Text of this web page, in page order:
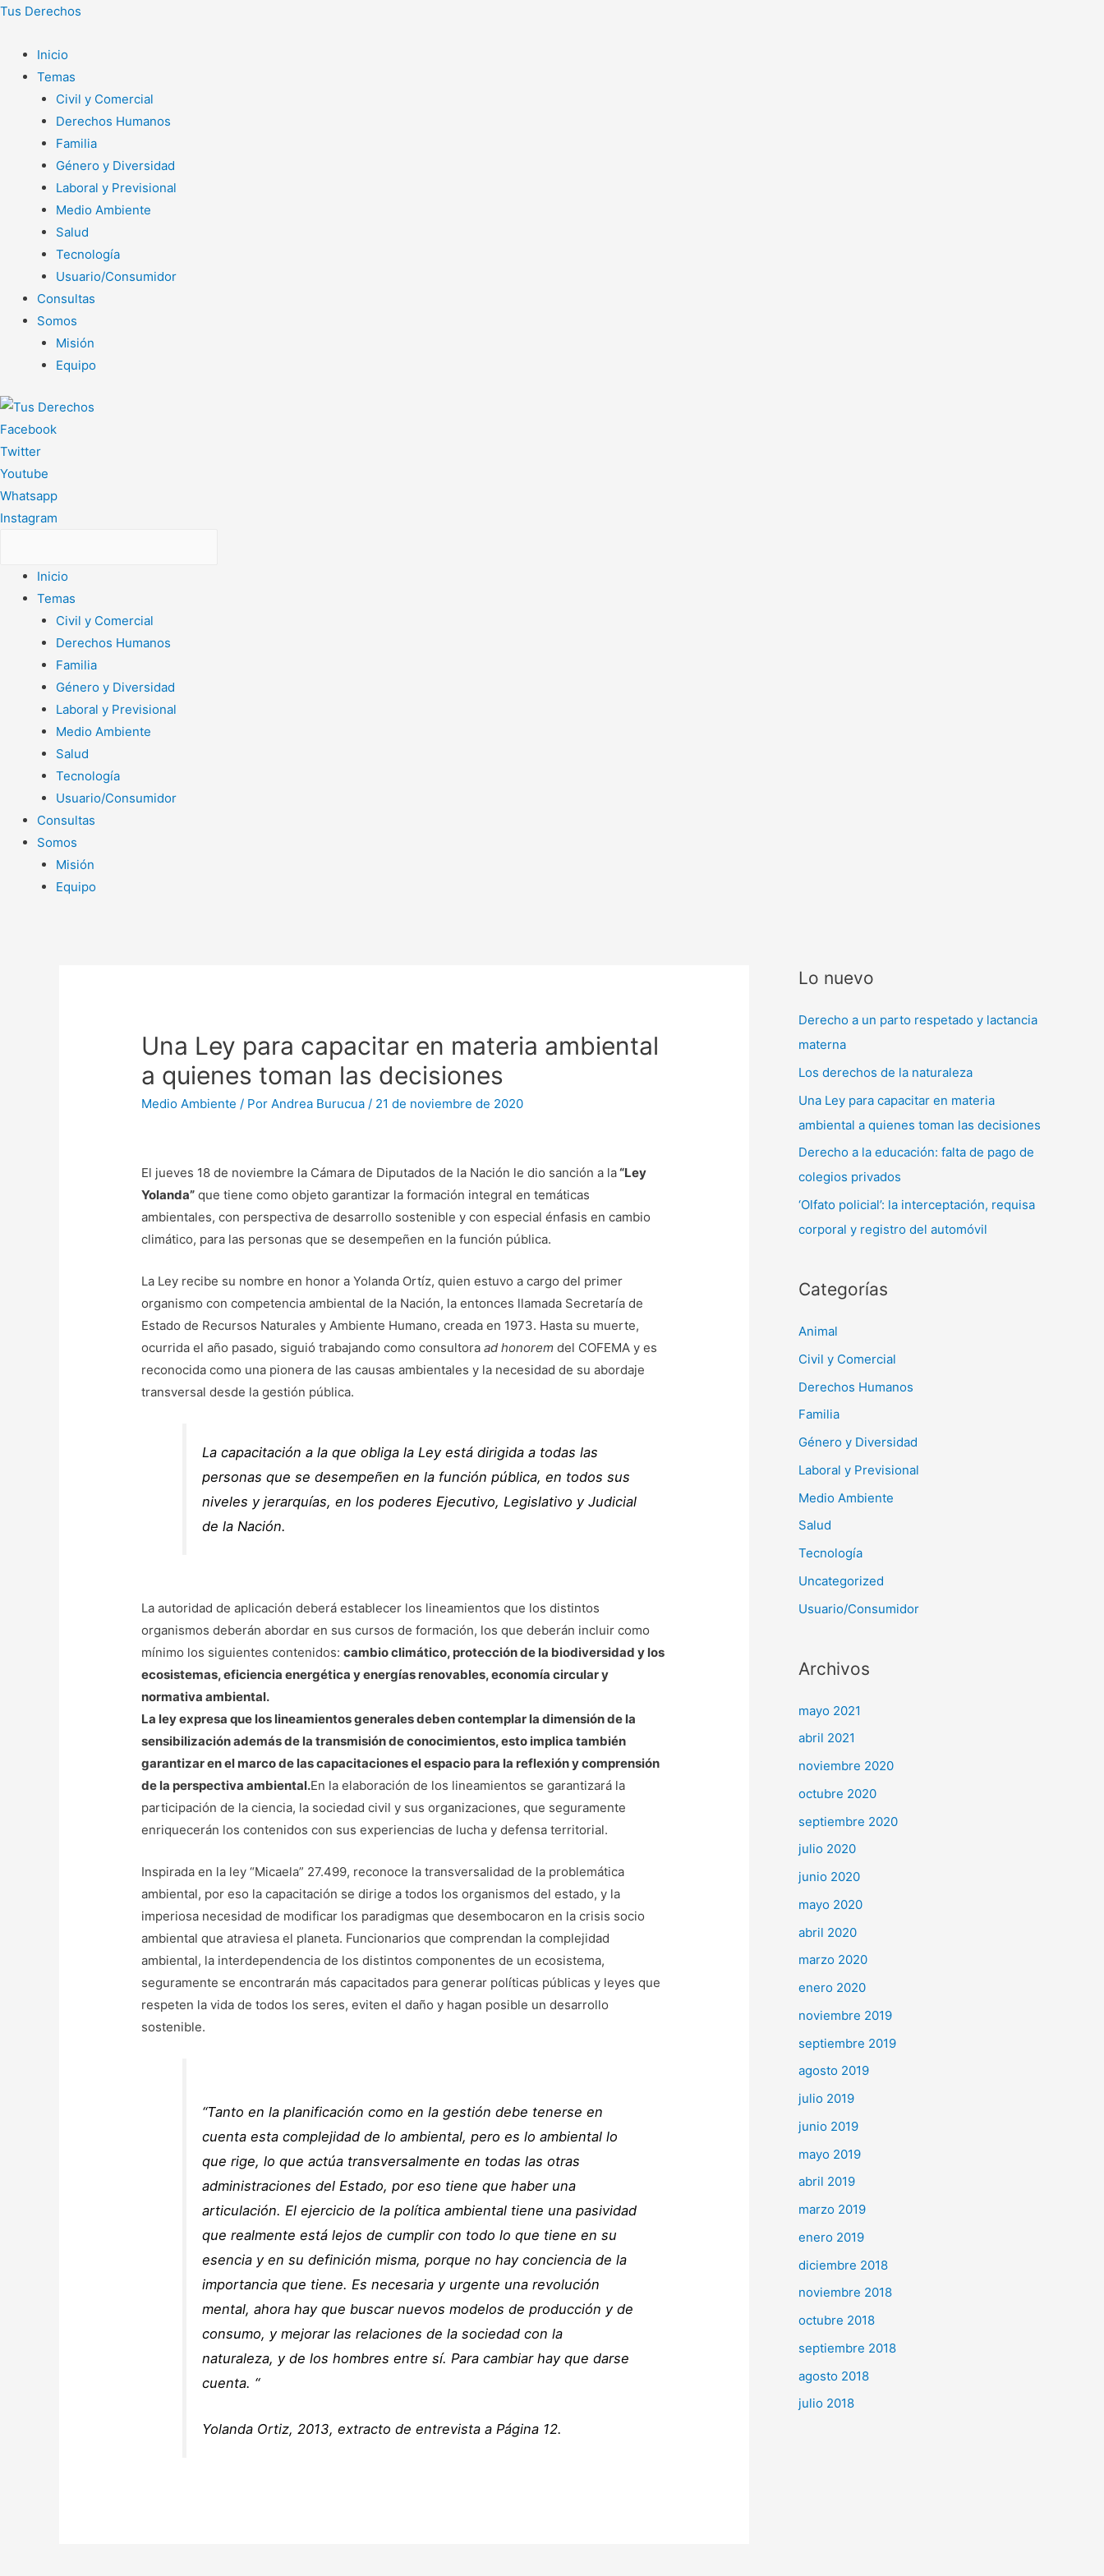
Tus Derechos
Inicio
Temas
Civil y Comercial
Derechos Humanos
Familia
Género y Diversidad
Laboral y Previsional
Medio Ambiente
Salud
Tecnología
Usuario/Consumidor
Consultas
Somos
Misión
Equipo
Facebook
Twitter
Youtube
Whatsapp
Instagram
Inicio
Temas
Civil y Comercial
Derechos Humanos
Familia
Género y Diversidad
Laboral y Previsional
Medio Ambiente
Salud
Tecnología
Usuario/Consumidor
Consultas
Somos
Misión
Equipo
Una Ley para capacitar en materia ambiental
a quienes toman las decisiones
Medio Ambiente / PorAndrea Burucua / 21 de noviembre de 2020
El jueves 18 de noviembre la Cámara de Diputados de la Nación le dio sanción a la“Ley
Yolanda” que tiene como objeto garantizar la formación integral en temáticas
ambientales, con perspectiva de desarrollo sostenible y con especial énfasis en cambio
climático, para las personas que se desempeñen en la función pública.
La Ley recibe su nombre en honor a Yolanda Ortíz, quien estuvo a cargo del primer
organismo con competencia ambiental de la Nación, la entonces llamada Secretaría de
Estado de Recursos Naturales y Ambiente Humano, creada en 1973. Hasta su muerte,
ocurrida el año pasado, siguió trabajando como consultoraad honoremdel COFEMA y es
reconocida como una pionera de las causas ambientales y la necesidad de su abordaje
transversal desde la gestión pública.
La capacitación a la que obliga la Ley está dirigida a todas las
personas que se desempeñen en la función pública, en todos sus
niveles y jerarquías, en los poderes Ejecutivo, Legislativo y Judicial
de la Nación.
La autoridad de aplicación deberá establecer los lineamientos que los distintos
organismos deberán abordar en sus cursos de formación, los que deberán incluir como
mínimo los siguientes contenidos:cambio climático, protección de la biodiversidad y los
ecosistemas, eficiencia energética y energías renovables, economía circular y
normativa ambiental.
La ley expresa que los lineamientos generales deben contemplar la dimensión de la
sensibilización además de la transmisión de conocimientos, esto implica también
garantizar en el marco de las capacitaciones el espacio para la reflexión y comprensión
de la perspectiva ambiental.En la elaboración de los lineamientos se garantizará la
participación de la ciencia, la sociedad civil y sus organizaciones, que seguramente
enriquecerán los contenidos con sus experiencias de lucha y defensa territorial.
Inspirada en la ley “Micaela” 27.499, reconoce la transversalidad de la problemática
ambiental, por eso la capacitación se dirige a todos los organismos del estado, y la
imperiosa necesidad de modificar los paradigmas que desembocaron en la crisis socio
ambiental que atraviesa el planeta. Funcionarios que comprendan la complejidad
ambiental, la interdependencia de los distintos componentes de un ecosistema,
seguramente se encontrarán más capacitados para generar políticas públicas y leyes que
respeten la vida de todos los seres, eviten el daño y hagan posible un desarrollo
sostenible.
“Tanto en la planificación como en la gestión debe tenerse en
cuenta esta complejidad de lo ambiental, pero es lo ambiental lo
que rige, lo que actúa transversalmente en todas las otras
administraciones del Estado, por eso tiene que haber una
articulación. El ejercicio de la política ambiental tiene una pasividad
que realmente está lejos de cumplir con todo lo que tiene en su
esencia y en su definición misma, porque no hay conciencia de la
importancia que tiene. Es necesaria y urgente una revolución
mental, ahora hay que buscar nuevos modelos de producción y de
consumo, y mejorar las relaciones de la sociedad con la
naturaleza, y de los hombres entre sí. Para cambiar hay que darse
cuenta. “
Yolanda Ortiz, 2013, extracto de entrevista a Página 12.
Lo nuevo
Derecho a un parto respetado y lactancia
materna
Los derechos de la naturaleza
Una Ley para capacitar en materia
ambiental a quienes toman las decisiones
Derecho a la educación: falta de pago de
colegios privados
‘Olfato policial’: la interceptación, requisa
corporal y registro del automóvil
Categorías
Animal
Civil y Comercial
Derechos Humanos
Familia
Género y Diversidad
Laboral y Previsional
Medio Ambiente
Salud
Tecnología
Uncategorized
Usuario/Consumidor
Archivos
mayo 2021
abril 2021
noviembre 2020
octubre 2020
septiembre 2020
julio 2020
junio 2020
mayo 2020
abril 2020
marzo 2020
enero 2020
noviembre 2019
septiembre 2019
agosto 2019
julio 2019
junio 2019
mayo 2019
abril 2019
marzo 2019
enero 2019
diciembre 2018
noviembre 2018
octubre 2018
septiembre 2018
agosto 2018
julio 2018